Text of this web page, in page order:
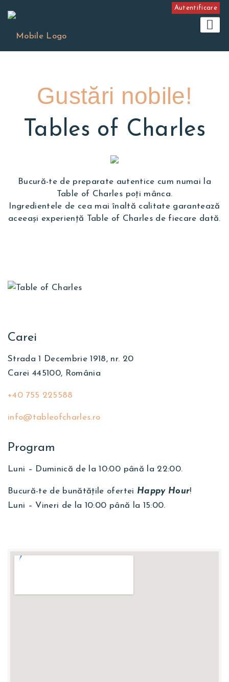
Autentificare
Gustări nobile!
Tables of Charles
Bucură-te de preparate autentice cum numai la
Table of Charles poți mânca.
Ingredientele de cea mai înaltă calitate garantează
aceeași experiență Table of Charles de fiecare dată.
Carei
Strada 1 Decembrie 1918, nr. 20
Carei 445100, România
+40 755 225588
info@tableofcharles.ro
Program
Luni – Duminică de la 10:00 până la 22:00.
Bucură-te de bunătățile ofertei Happy Hour!
Luni – Vineri de la 10:00 până la 15:00.